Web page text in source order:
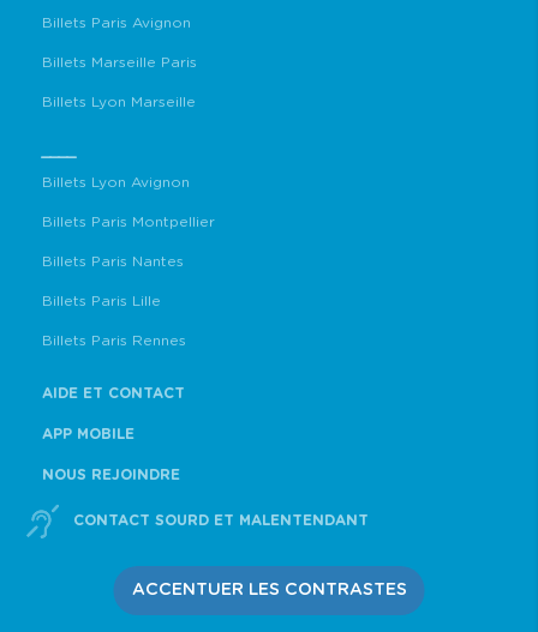
Billets Paris Avignon
Billets Marseille Paris
Billets Lyon Marseille
Billets Lyon Avignon
Billets Paris Montpellier
Billets Paris Nantes
Billets Paris Lille
Billets Paris Rennes
AIDE ET CONTACT
APP MOBILE
NOUS REJOINDRE
CONTACT SOURD ET MALENTENDANT
ACCENTUER LES CONTRASTES